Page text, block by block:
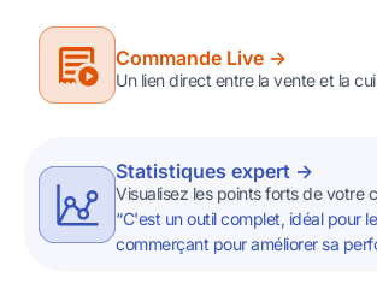
Commande Live ->
Un lien direct entre la vente et la
Statistiques expert ->
Visualisez les points forts de votre
“C'est un outil complet, idéal pour
commerçant pour améliorer sa